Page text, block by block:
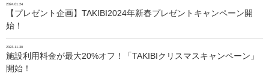
2024.01.24
【プレゼント企画】TAKIBI2024年新春プレゼントキャンペーン開
始！
2023.11.30
施設利用料金が最大20%オフ！「TAKIBIクリスマスキャンペーン」
開始！